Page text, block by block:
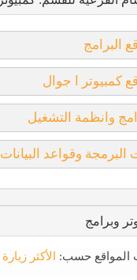
البرامج
كمبيوتر ا جوال
وانظمة التشغيل
البرمجة وقواعد البيانات
وبرامج
المواقع حسب: الأكثر زيارة